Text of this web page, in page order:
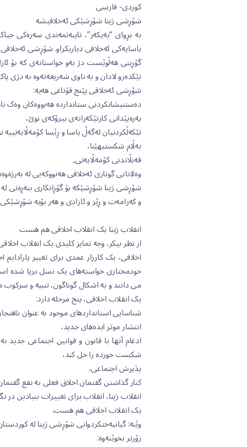
کوردی- فارسی
شۆڕشی ژینا شۆڕشێکی ئەخلاقیشە
بە بڕوای “بەیکەر”، تایبەتمەندی سەرەکی
یاسایەکی ئەخلاقی دیاریکراو. شۆڕشی
گۆڕینی هەڵوێست دژ بەو خواستانەی کە بۆ
تێکدەرو لادان و بە ناوی شەریعەتەوە بە دژی
شۆڕشی ئەخلاقی پێنج قۆناغی هەیە:
دەستنیشانکردنی ستانداردە هەبووەکان وەک
پەرەپێدانی کارتێکەرانەی بیرۆکەی نوێ،
تێکەڵکردنیان لەگەڵ یاسا و ڕێسا
بەڵام شکستیهێنا،
قەبڵاندنی کۆمەڵایەتی,
وەلانانی گوتاری ئەخلاقی هەنووکەیی لە
شۆڕشی ژینا شۆڕشێکە بۆ گۆڕانکاری بنەڕەتی
و کەرامەت و ڕێز و ئازادی و هەر بۆیە
انقلاب ژینا یک انقلاب اخلاقی هم هست
از نظر بیکر، وجە تمایز کلیدی یک انقلاب
اخلاقی، یک کارزار عمدی برای تغییر
خودمختاری خواستەهای یک نسل برپا شدە
می دانند و بە اشکال گوناگون، تنبیە و
یک انقلاب اخلاقی، پنج مرحلە دارد:
شناسایی استانداردهای موجود بە عنوان
انتشار موثر ایدەهای جدید،
ادغام آنها با قانون و قوانین اجتماعی
شکست خوردە را حل کند،
پڐیرش اجتماعی،
کنار گذاشتن گفتمان اخلاق فعلی بە نفع
انقلاب ژینا، انقلاب برای تغییرات بنیادین
یک انقلاب اخلاقی هم هست.
وێنە: گیانبەختکردوانی شۆڕشی ژینا لە
زۆرتر بخوێنەوە: